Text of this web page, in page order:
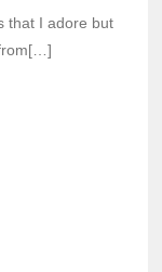
that I adore but